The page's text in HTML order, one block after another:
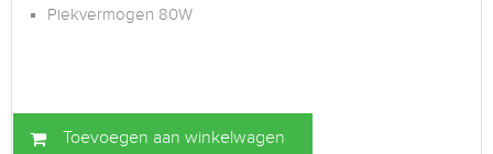
Piekvermogen 80W
Toevoegen aan winkelwagen